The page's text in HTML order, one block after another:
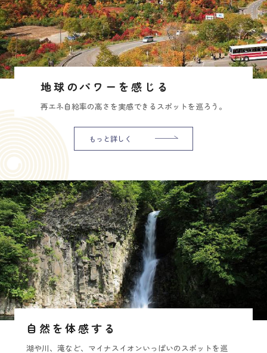
地球のパワーを感じる
再エネ自給率の高さを実感できるスポットを巡ろう。
もっと詳しく
自然を体感する
湖や川、滝など、マイナスイオンいっぱいのスポットを巡